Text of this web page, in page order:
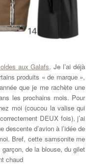
aux Galafs. Je l’ai déjà
produits « de marque »,
que je me rachète une
les prochains mois. Pour
moi (coucou la valise qui
DEUX fois), j’ai
d’avion à l’idée de
Bref, cette samsonite me
de la blouse, du gilet
chaud